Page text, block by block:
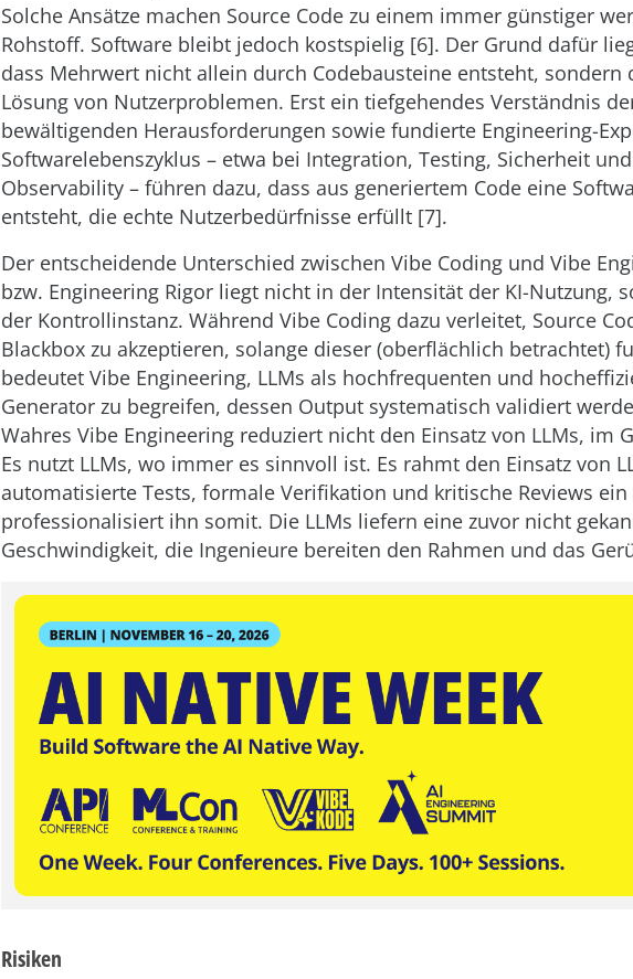
Solche Ansätze machen Source Code zu einem immer günstiger
Rohstoff. Software bleibt jedoch kostspielig [6]. Der Grund dafür
dass Mehrwert nicht allein durch Codebausteine entsteht, sondern
Lösung von Nutzerproblemen. Erst ein tiefgehendes Verständnis
bewältigenden Herausforderungen sowie fundierte Engineering-
Softwarelebenszyklus – etwa bei Integration, Testing, Sicherheit und
Observability – führen dazu, dass aus generiertem Code eine
entsteht, die echte Nutzerbedürfnisse erfüllt [7].
Der entscheidende Unterschied zwischen Vibe Coding und Vibe
bzw. Engineering Rigor liegt nicht in der Intensität der KI-Nutzung,
der Kontrollinstanz. Während Vibe Coding dazu verleitet, Source
Blackbox zu akzeptieren, solange dieser (oberflächlich betrachtet)
bedeutet Vibe Engineering, LLMs als hochfrequenten und
Generator zu begreifen, dessen Output systematisch validiert
Wahres Vibe Engineering reduziert nicht den Einsatz von LLMs, im
Es nutzt LLMs, wo immer es sinnvoll ist. Es rahmt den Einsatz von
automatisierte Tests, formale Verifikation und kritische Reviews ein
professionalisiert ihn somit. Die LLMs liefern eine zuvor nicht
Geschwindigkeit, die Ingenieure bereiten den Rahmen und das
Risiken